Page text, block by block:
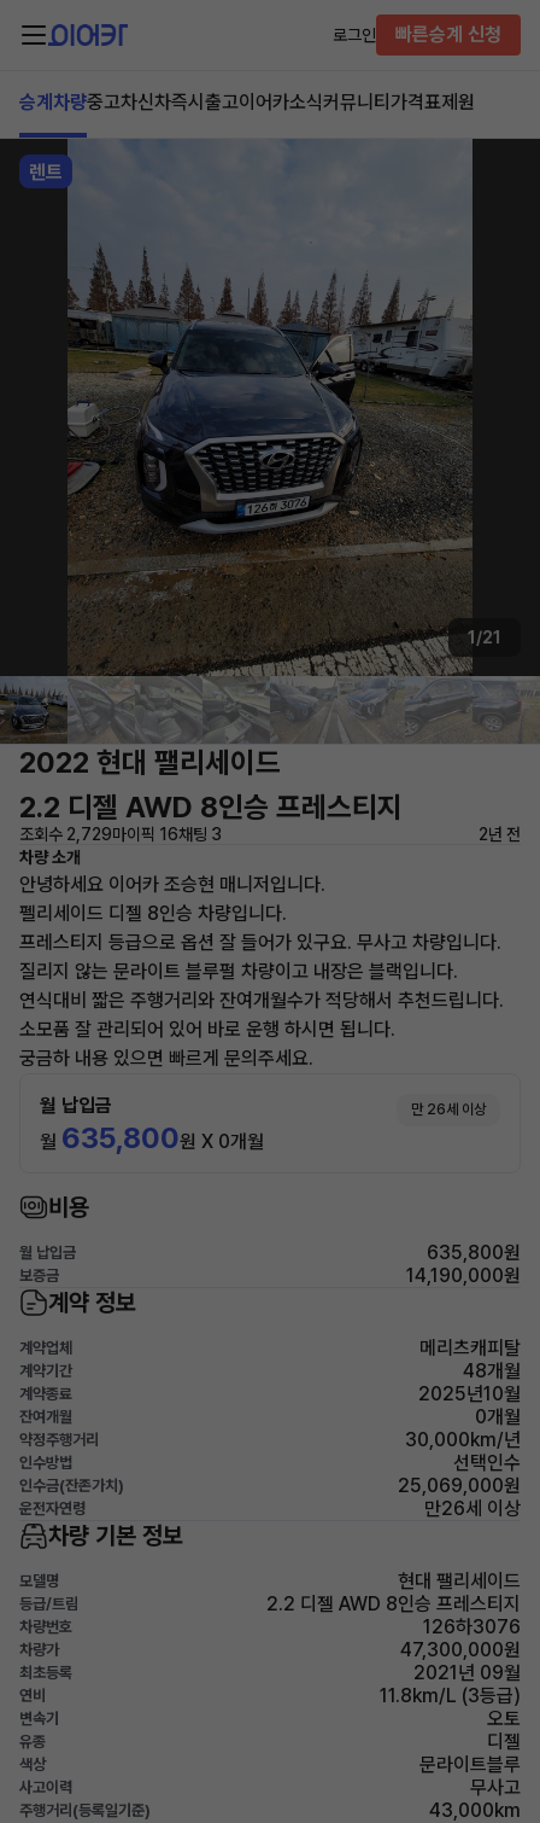
로그인 빠른승계 신청
승계차량중고차신차즉시출고이어카소식커뮤니티 가격표제원
렌트
1/21
2022 현대 팰리세이드
2.2 디젤 AWD 8인승 프레스티지
조회수 2,729마이픽 16채팅 3
2년 전
차량 소개
안녕하세요 이어카 조승현 매니저입니다.
펠리세이드 디젤 8인승 차량입니다.
프레스티지 등급으로 옵션 잘 들어가 있구요. 무사고 차량입니다.
질리지 않는 문라이트 블루펄 차량이고 내장은 블랙입니다.
연식대비 짧은 주행거리와 잔여개월수가 적당해서 추천드립니다.
소모품 잘 관리되어 있어 바로 운행 하시면 됩니다.
궁금하 내용 있으면 빠르게 문의주세요.
월 납입금 만 26세 이상
월 635,800원 X 0개월
비용
월 납입금 635,800원
보증금 14,190,000원
계약 정보
계약업체 메리츠캐피탈
계약기간 48개월
계약종료 2025년10월
잔여개월 0개월
약정주행거리 30,000km/년
인수방법 선택인수
인수금(잔존가치) 25,069,000원
운전자연령 만26세 이상
차량 기본 정보
모델명 현대 팰리세이드
등급/트림 2.2 디젤 AWD 8인승 프레스티지
차량번호 126하3076
차량가 47,300,000원
최초등록 2021년 09월
연비 11.8km/L (3등급)
변속기 오토
유종 디젤
색상 문라이트블루
사고이력 무사고
주행거리(등록일기준) 43,000km